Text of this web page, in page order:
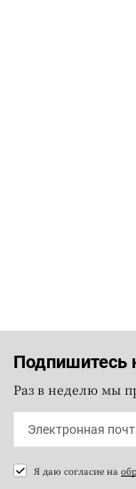
Подпишитесь
Раз в неделю мы
Я даю согласие на